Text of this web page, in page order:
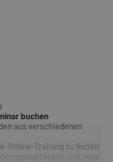
buchen
aus verschiedenen
Online-Training zu festen
und neue